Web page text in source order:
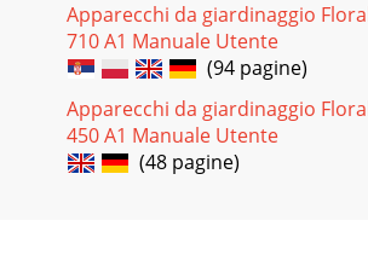
Apparecchi da giardinaggio
710 A1 Manuale Utente
(94 pagine)
Apparecchi da giardinaggio
450 A1 Manuale Utente
(48 pagine)